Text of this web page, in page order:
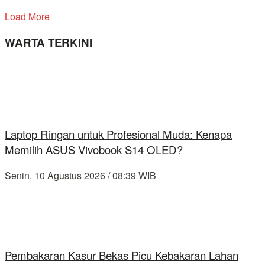
Load More
WARTA TERKINI
Laptop Ringan untuk Profesional Muda: Kenapa
Memilih ASUS Vivobook S14 OLED?
Senin, 10 Agustus 2026 / 08:39 WIB
Pembakaran Kasur Bekas Picu Kebakaran Lahan